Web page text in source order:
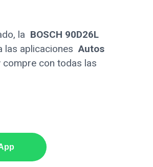
la BOSCH 90D26L
las aplicaciones Autos
con todas las